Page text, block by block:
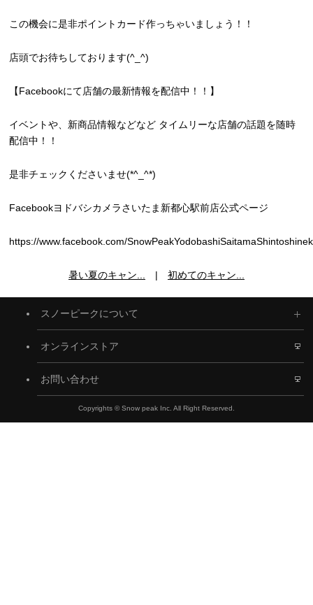
この機会に是非ポイントカード作っちゃいましょう！！
店頭でお待ちしております(^_^)
【Facebookにて店舗の最新情報を配信中！！】
イベントや、新商品情報などなど タイムリーな店舗の話題を随時
配信中！！
是非チェックくださいませ(*^_^*)
Facebookヨドバシカメラさいたま新都心駅前店公式ページ
https://www.facebook.com/
暑い夏のキャン... | 初めてのキャン...
スノーピークについて
オンラインストア
お問い合わせ
Copyrights © Snow peak Inc. All Right Reserved.